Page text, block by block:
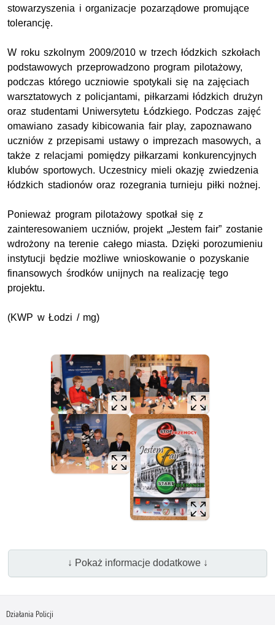
stowarzyszenia i organizacje pozarządowe promujące
tolerancję.
W roku szkolnym 2009/2010 w trzech łódzkich szkołach
podstawowych przeprowadzono program pilotażowy,
podczas którego uczniowie spotykali się na zajęciach
warsztatowych z policjantami, piłkarzami łódzkich drużyn
oraz studentami Uniwersytetu Łódzkiego. Podczas zajęć
omawiano zasady kibicowania fair play, zapoznawano
uczniów z przepisami ustawy o imprezach masowych, a
także z relacjami pomiędzy piłkarzami konkurencyjnych
klubów sportowych. Uczestnicy mieli okazję zwiedzenia
łódzkich stadionów oraz rozegrania turnieju piłki nożnej.
Ponieważ program pilotażowy spotkał się z
zainteresowaniem uczniów, projekt „Jestem fair” zostanie
wdrożony na terenie całego miasta. Dzięki porozumieniu
instytucji będzie możliwe wnioskowanie o pozyskanie
finansowych środków unijnych na realizację tego
projektu.
(KWP w Łodzi / mg)
↓ Pokaż informacje dodatkowe ↓
Działania Policji